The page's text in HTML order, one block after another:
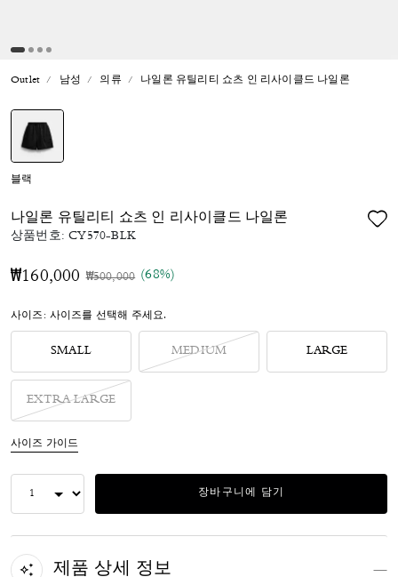
Outlet 남성 의류 나일론 유틸리티 쇼츠 인 리사이클드 나일론
블랙
나일론 유틸리티 쇼츠 인 리사이클드 나일론
상품번호:CY570-BLK
₩160,000 가격 인하 전
₩500,000인하됨
(68%)
사이즈: 사이즈를 선택해 주세요.
SMALL MEDIUM LARGE
EXTRA LARGE
사이즈 가이드
장바구니에 담기
제품 상세 정보